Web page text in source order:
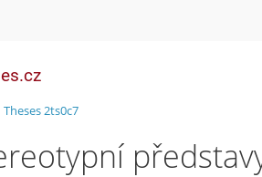
>
Theses 2ts0c7